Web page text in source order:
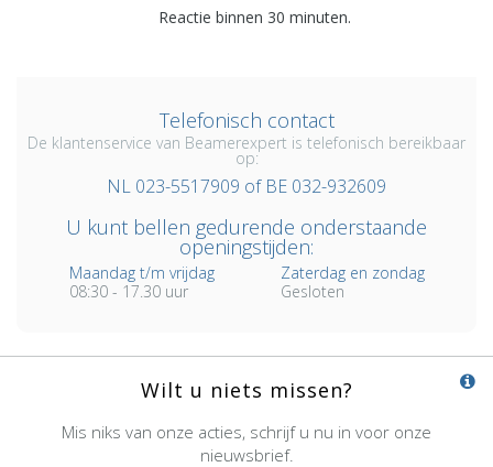
opvragen
Reactie binnen 30 minuten.
Telefonisch contact
De klantenservice van Beamerexpert is telefonisch bereikbaar
op:
NL 023-5517909 of BE 032-932609
U kunt bellen gedurende onderstaande
openingstijden:
Maandag t/m vrijdag
08:30 - 17.30 uur
Zaterdag en zondag
Gesloten
Wilt u niets missen?
Mis niks van onze acties, schrijf u nu in voor onze
nieuwsbrief.